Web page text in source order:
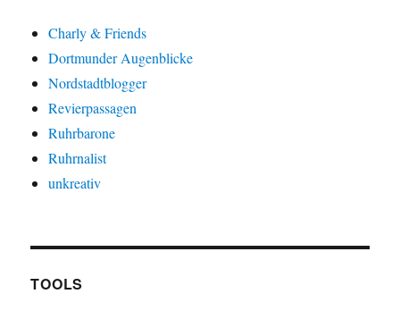
Charly & Friends
Dortmunder Augenblicke
Nordstadtblogger
Revierpassagen
Ruhrbarone
Ruhrnalist
unkreativ
TOOLS